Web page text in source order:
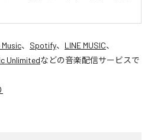
、 Spotify、 LINE MUSIC、
Unlimitedなどの音楽配信サービスで